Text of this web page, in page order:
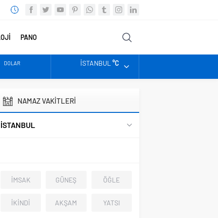
PANO
DOLAR
ALTIN
İSTANBUL °C
NAMAZ VAKİTLERİ
İSTANBUL
İMSAK GÜNEŞ ÖĞLE
İKİNDİ AKŞAM YATSI